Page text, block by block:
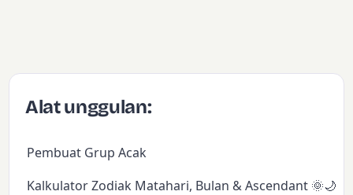
Alat unggulan:
Pembuat Grup Acak
Kalkulator Zodiak Matahari, Bulan & Ascendant 🌞🌙✨